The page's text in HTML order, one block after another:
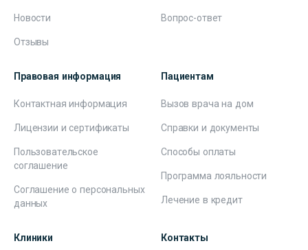
Новости
Отзывы
Вопрос-ответ
Правовая информация
Контактная информация
Лицензии и сертификаты
Пользовательское
соглашение
Соглашение о персональных
данных
Пациентам
Вызов врача на дом
Справки и документы
Способы оплаты
Программа лояльности
Лечение в кредит
Клиники Контакты